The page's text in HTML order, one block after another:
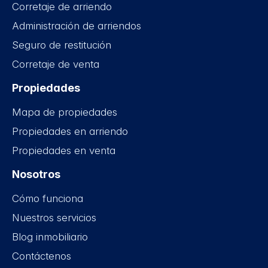
Corretaje de arriendo
Administración de arriendos
Seguro de restitución
Corretaje de venta
Propiedades
Mapa de propiedades
Propiedades en arriendo
Propiedades en venta
Nosotros
Cómo funciona
Nuestros servicios
Blog inmobiliario
Contáctenos